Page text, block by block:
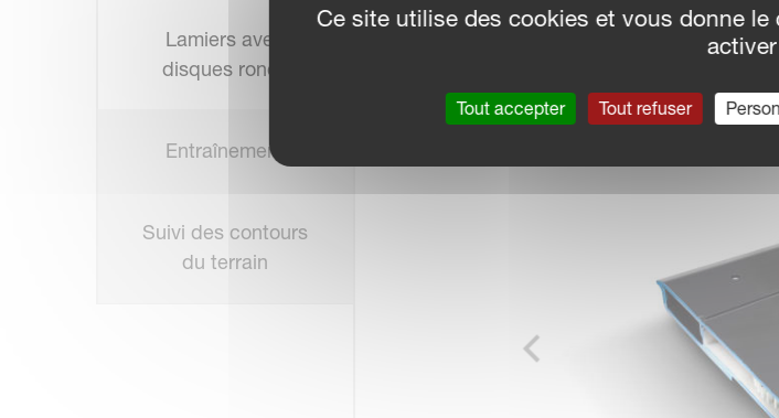
Lamiers avec
disques ronds
Entraînement
Suivi des contours
du terrain
Ce site utilise des cookies et vous donne
activer
Tout accepter Tout refuser